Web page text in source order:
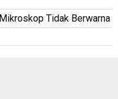
Tidak Berwarna